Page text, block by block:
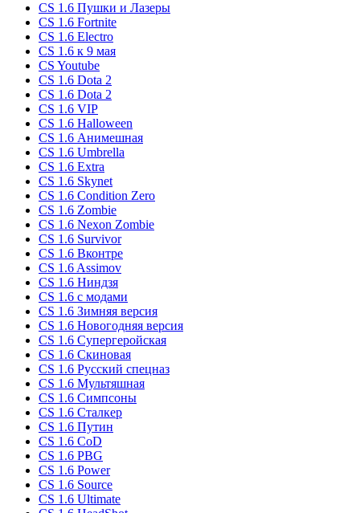
CS 1.6 Пушки и Лазеры
CS 1.6 Fortnite
CS 1.6 Electro
CS 1.6 к 9 мая
CS Youtube
CS 1.6 Dota 2
CS 1.6 Dota 2
CS 1.6 VIP
CS 1.6 Halloween
CS 1.6 Анимешная
CS 1.6 Umbrella
CS 1.6 Extra
CS 1.6 Skynet
CS 1.6 Condition Zero
CS 1.6 Zombie
CS 1.6 Nexon Zombie
CS 1.6 Survivor
CS 1.6 Вконтре
CS 1.6 Assimov
CS 1.6 Ниндзя
CS 1.6 с модами
CS 1.6 Зимняя версия
CS 1.6 Новогодняя версия
CS 1.6 Супергеройская
CS 1.6 Скиновая
CS 1.6 Русский спецназ
CS 1.6 Мультяшная
CS 1.6 Симпсоны
CS 1.6 Сталкер
CS 1.6 Путин
CS 1.6 CoD
CS 1.6 PBG
CS 1.6 Power
CS 1.6 Source
CS 1.6 Ultimate